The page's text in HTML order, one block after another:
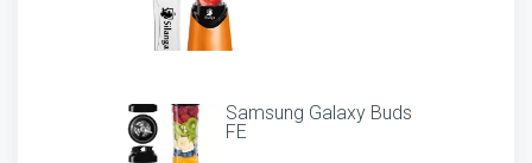
Samsung Galaxy Buds
FE